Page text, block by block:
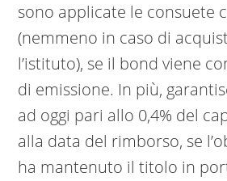
sono applicate le consuete
(nemmeno in caso di
l’istituto), se il bond viene
di emissione. In più,
ad oggi pari allo 0,4% del
alla data del rimborso, se
ha mantenuto il titolo in